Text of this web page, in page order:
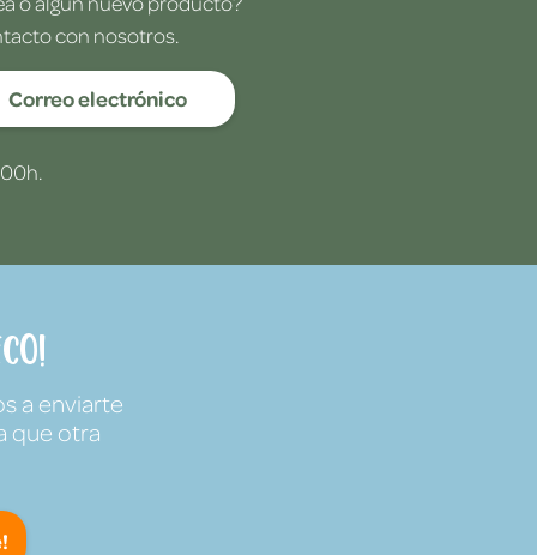
con nosotros.
Correo electrónico
a enviarte
que otra